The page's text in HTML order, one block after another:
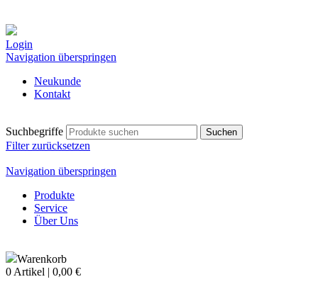
Login
Navigation überspringen
Neukunde
Kontakt
Suchbegriffe
Filter zurücksetzen
Navigation überspringen
Produkte
Service
Über Uns
Warenkorb
0 Artikel | 0,00 €